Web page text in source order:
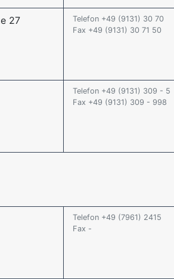
27
Telefon +49 (9131) 30 70
Fax +49 (9131) 30 71 50
Telefon +49 (9131) 309 - 5
Fax +49 (9131) 309 - 998
Telefon +49 (7961) 2415
Fax -